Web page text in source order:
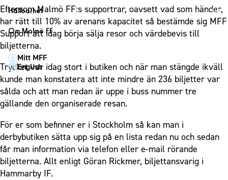
Fotbollsnätverket
P19
F19
P17
F17
Malmö Trophy
Partner dam
Matchdag på Eleda Stadion
MFF-museet & rundvandringar
1910 Event
Fest & Event
Konferens
Möte
Mässa
Sommarfest
Julshow
Inspiration
Vanliga frågor om 1910 Event
Hållbarhet
Hållbarhet
Himmelsblå framtid – en match för miljön
MFF i samhället
Laget för alla
Nattfotboll
Himmelsblå Tillsammans
Karriärakademin
Grundskolefotboll mot rasismer
Skolakademier
Fonder
Om Malmö FF
Om Malmö FF
Kontakt
Press och media
Historik – herrlaget
Historik – damlaget
Närstående organisationer
Policydokument
Personuppgiftspolicy
Mitt MFF
English
Eftersom Malmö FF:s supportrar, oavsett vad som händer,
har rätt till 10% av arenans kapacitet så bestämde sig MFF
Support att idag börja sälja resor och värdebevis till
biljetterna.
Trycket var idag stort i butiken och när man stängde ikväll
kunde man konstatera att inte mindre än 236 biljetter var
sålda och att man redan är uppe i buss nummer tre
gällande den organiserade resan.
För er som befinner er i Stockholm så kan man i
derbybutiken sätta upp sig på en lista redan nu och sedan
får man information via telefon eller e-mail rörande
biljetterna. Allt enligt Göran Rickmer, biljettansvarig i
Hammarby IF.